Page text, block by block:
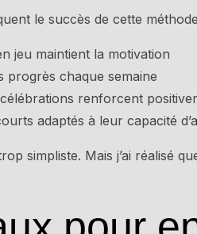
le succès de cette
jeu maintient la motivation
chaque semaine
renforcent
adaptés à leur capacité
simpliste. Mais j’ai réalisé